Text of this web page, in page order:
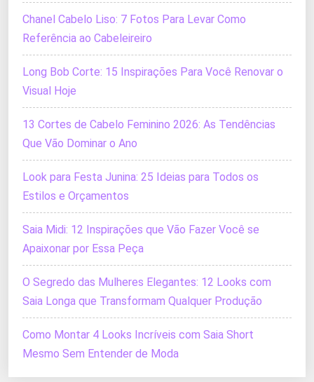
Chanel Cabelo Liso: 7 Fotos Para Levar Como
Referência ao Cabeleireiro
Long Bob Corte: 15 Inspirações Para Você Renovar o
Visual Hoje
13 Cortes de Cabelo Feminino 2026: As Tendências
Que Vão Dominar o Ano
Look para Festa Junina: 25 Ideias para Todos os
Estilos e Orçamentos
Saia Midi: 12 Inspirações que Vão Fazer Você se
Apaixonar por Essa Peça
O Segredo das Mulheres Elegantes: 12 Looks com
Saia Longa que Transformam Qualquer Produção
Como Montar 4 Looks Incríveis com Saia Short
Mesmo Sem Entender de Moda